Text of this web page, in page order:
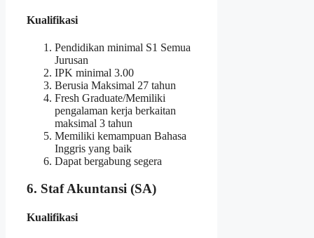
Kualifikasi
Pendidikan minimal S1 Semua
Jurusan
IPK minimal 3.00
Berusia Maksimal 27 tahun
Fresh Graduate/Memiliki
pengalaman kerja berkaitan
maksimal 3 tahun
Memiliki kemampuan Bahasa
Inggris yang baik
Dapat bergabung segera
6. Staf Akuntansi (SA)
Kualifikasi